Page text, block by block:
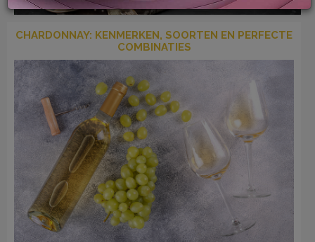
LOG
CHARDONNAY: KENMERKEN, SOORTEN EN PERFECTE
COMBINATIES